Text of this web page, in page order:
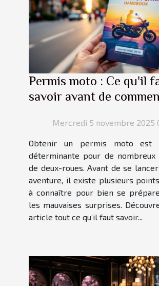
Permis moto : Ce qu'il
savoir avant de
Mercredi 5 novembre 2025
Obtenir un permis moto est
déterminante pour de nombreux
de deux-roues. Avant de se
aventure, il existe plusieurs
à connaître pour bien se
les mauvaises surprises.
article tout ce qu’il faut savoir...